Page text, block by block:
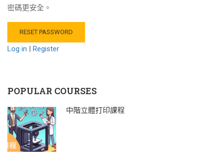
密碼更安全。
Log in | Register
POPULAR COURSES
中階立體打印課程